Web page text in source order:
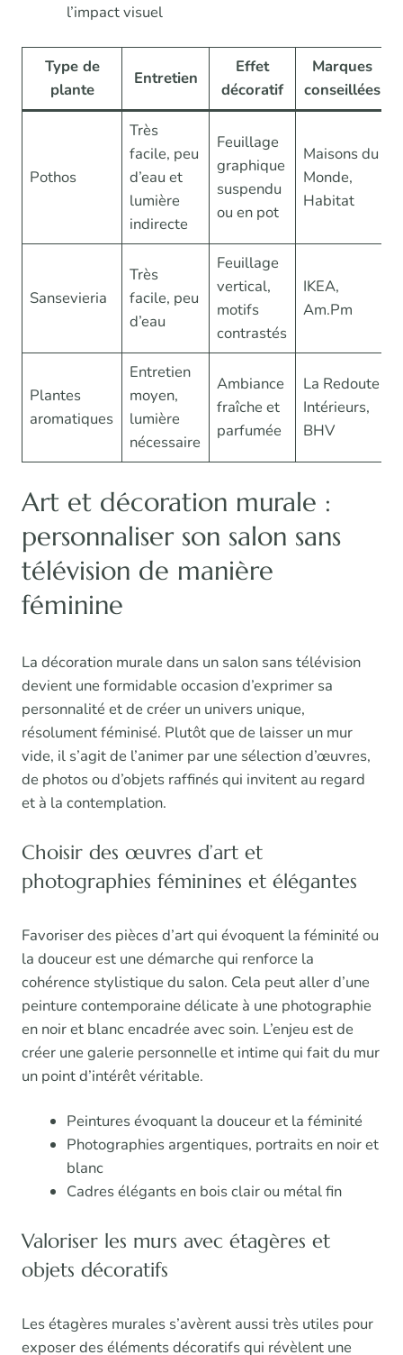
l’impact visuel
Type de
plante
Entretien
Effet
décoratif
Marques
conseillées
Pothos
Très
facile, peu
d’eau et
lumière
indirecte
Feuillage
graphique
suspendu
ou en pot
Maisons du
Monde,
Habitat
Sansevieria
Très
facile, peu
d’eau
Feuillage
vertical,
motifs
contrastés
IKEA,
Am.Pm
Plantes
aromatiques
Entretien
moyen,
lumière
nécessaire
Ambiance
fraîche et
parfumée
La Redoute
Intérieurs,
BHV
Art et décoration murale :
personnaliser son salon sans
télévision de manière
féminine
La décoration murale dans un salon sans télévision
devient une formidable occasion d’exprimer sa
personnalité et de créer un univers unique,
résolument féminisé. Plutôt que de laisser un mur
vide, il s’agit de l’animer par une sélection d’œuvres,
de photos ou d’objets raffinés qui invitent au regard
et à la contemplation.
Choisir des œuvres d’art et
photographies féminines et élégantes
Favoriser des pièces d’art qui évoquent la féminité ou
la douceur est une démarche qui renforce la
cohérence stylistique du salon. Cela peut aller d’une
peinture contemporaine délicate à une photographie
en noir et blanc encadrée avec soin. L’enjeu est de
créer une galerie personnelle et intime qui fait du mur
un point d’intérêt véritable.
Peintures évoquant la douceur et la féminité
Photographies argentiques, portraits en noir et
blanc
Cadres élégants en bois clair ou métal fin
Valoriser les murs avec étagères et
objets décoratifs
Les étagères murales s’avèrent aussi très utiles pour
exposer des éléments décoratifs qui révèlent une